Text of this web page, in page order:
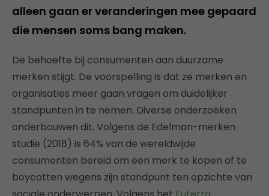
alleen gaan er veranderingen mee gepaard
die mensen soms bang maken.
De behoefte bij consumenten aan duurzame
merken stijgt. De voorspelling is dat ze merken en
organisaties meer gaan vragen om duidelijker
standpunten in te nemen. Diverse onderzoeken
onderbouwen dit. Volgens de Edelman-merken
studie (2018) is 64% van de wereldwijde
consumenten bereid om een merk te kopen of te
boycotten wegens zijn standpunt ten opzichte van